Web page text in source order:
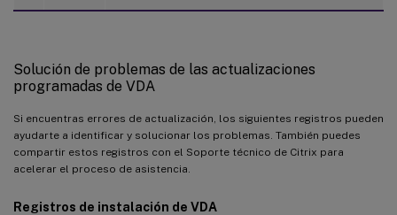
Solución de problemas de las actualizaciones
programadas de VDA
Si encuentras errores de actualización, los siguientes registros pueden
ayudarte a identificar y solucionar los problemas. También puedes
compartir estos registros con el Soporte técnico de Citrix para
acelerar el proceso de asistencia.
Registros de instalación de VDA